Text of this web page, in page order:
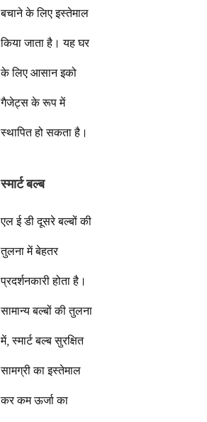
बचाने के लिए इस्तेमाल
किया जाता है। यह घर
के लिए आसान इको
गैजेट्स के रूप में
स्थापित हो सकता है।
स्मार्ट बल्ब
एल ई डी दूसरे बल्बों की
तुलना में बेहतर
प्रदर्शनकारी होता है।
सामान्य बल्बों की तुलना
में, स्मार्ट बल्ब सुरक्षित
सामग्री का इस्तेमाल
कर कम ऊर्जा का